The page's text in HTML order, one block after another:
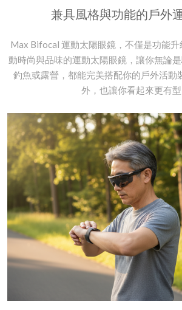
兼具風格與功能的戶外
Max Bifocal 運動太陽眼鏡，不僅是功能
動時尚與品味的運動太陽眼鏡，讓你無論
釣魚或露營，都能完美搭配你的戶外活動
外，也讓你看起來更有型